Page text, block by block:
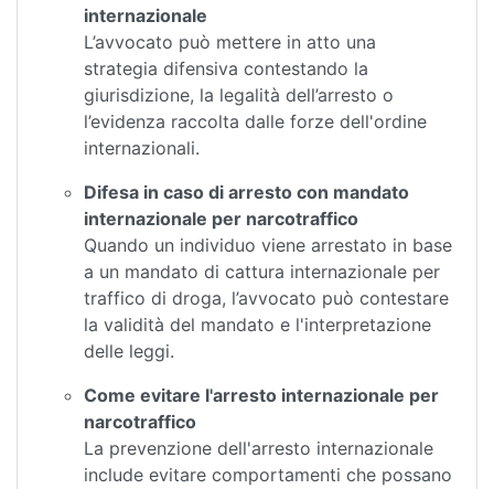
internazionale
L’avvocato può mettere in atto una
strategia difensiva contestando la
giurisdizione, la legalità dell’arresto o
l’evidenza raccolta dalle forze dell'ordine
internazionali.
Difesa in caso di arresto con mandato
internazionale per narcotraffico
Quando un individuo viene arrestato in base
a un mandato di cattura internazionale per
traffico di droga, l’avvocato può contestare
la validità del mandato e l'interpretazione
delle leggi.
Come evitare l'arresto internazionale per
narcotraffico
La prevenzione dell'arresto internazionale
include evitare comportamenti che possano